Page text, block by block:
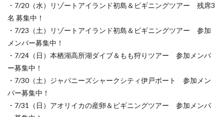
・7/20（水）リゾートアイランド初島＆ビギニングツアー 残席3
名 募集中！
・7/23（土）リゾートアイランド初島＆ビギニングツアー 参加
メンバー募集中！
・7/24（日）本栖湖高所湖ダイブ＆もも狩りツアー 参加メンバ
ー募集中！
・7/30（土）ジャパニーズシャークシティ伊戸ボート 参加メン
バー募集中！
・7/31（日）アオリイカの産卵＆ビギニングツアー 参加メンバ